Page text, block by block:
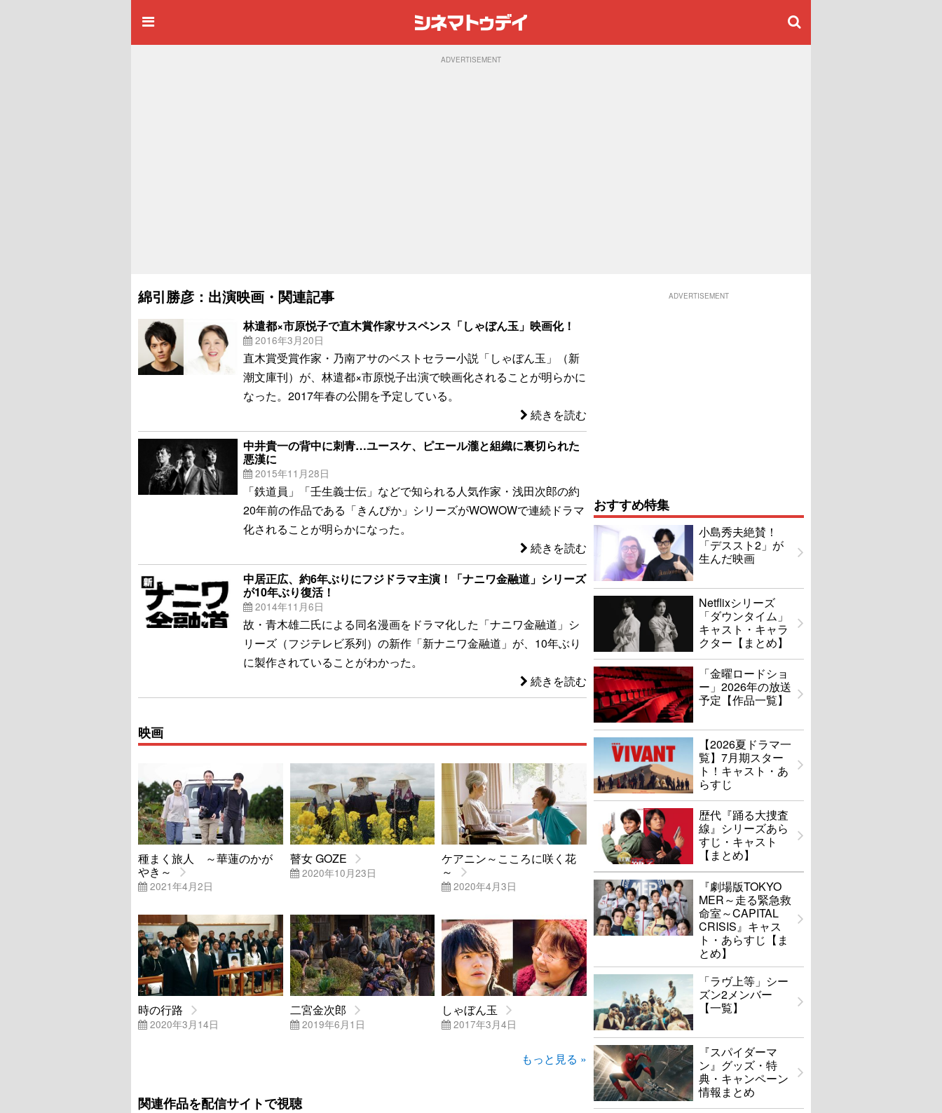
ADVERTISEMENT
綿引勝彦：出演映画・関連記事
林遣都×市原悦子で直木賞作家サスペンス「しゃぼん玉」映画化！
2016年3月20日
直木賞受賞作家・乃南アサのベストセラー小説「しゃぼん玉」（新
潮文庫刊）が、林遣都×市原悦子出演で映画化されることが明らかに
なった。2017年春の公開を予定している。
続きを読む
中井貴一の背中に刺青…ユースケ、ピエール瀧と組織に裏切られた
悪漢に
2015年11月28日
「鉄道員」「壬生義士伝」などで知られる人気作家・浅田次郎の約
20年前の作品である「きんぴか」シリーズがWOWOWで連続ドラマ
化されることが明らかになった。
続きを読む
中居正広、約6年ぶりにフジドラマ主演！「ナニワ金融道」シリーズ
が10年ぶり復活！
2014年11月6日
故・青木雄二氏による同名漫画をドラマ化した「ナニワ金融道」シ
リーズ（フジテレビ系列）の新作「新ナニワ金融道」が、10年ぶり
に製作されていることがわかった。
続きを読む
映画
種まく旅人 ～華蓮のかが
やき～
2021年4月2日
瞽女 GOZE
2020年10月23日
ケアニン～こころに咲く花
～
2020年4月3日
時の行路
2020年3月14日
二宮金次郎
2019年6月1日
しゃぼん玉
2017年3月4日
もっと見る »
関連作品を配信サイトで視聴
ADVERTISEMENT
おすすめ特集
小島秀夫絶賛！
「デススト2」が
生んだ映画
Netflixシリーズ
「ダウンタイム」
キャスト・キャラ
クター【まとめ】
「金曜ロードショ
ー」2026年の放送
予定【作品一覧】
【2026夏ドラマ一
覧】7月期スター
ト！キャスト・あ
らすじ
歴代『踊る大捜査
線』シリーズあら
すじ・キャスト
【まとめ】
『劇場版TOKYO
MER～走る緊急救
命室～CAPITAL
CRISIS』キャス
ト・あらすじ【ま
とめ】
「ラヴ上等」シー
ズン2メンバー
【一覧】
『スパイダーマ
ン』グッズ・特
典・キャンペーン
情報まとめ